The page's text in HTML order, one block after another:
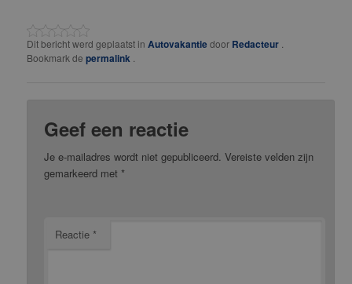
Dit bericht werd geplaatst inAutovakantiedoor Redacteur .
Bookmark depermalink .
Geef een reactie
Je e-mailadres wordt niet gepubliceerd. Vereiste velden zijn
gemarkeerd met*
Reactie*